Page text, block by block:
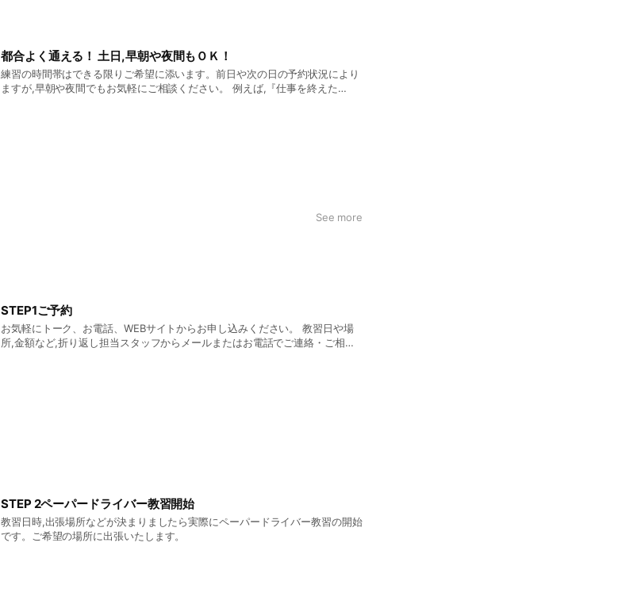
都合よく通える！ 土日,早朝や夜間もＯＫ！
練習の時間帯はできる限りご希望に添います。前日や次の日の予約状況により
ますが,早朝や夜間でもお気軽にご相談ください。 例えば,『仕事を終えた
See more
STEP1ご予約
お気軽にトーク、お電話、WEBサイトからお申し込みください。 教習日や場
所,金額など,折り返し担当スタッフからメールまたはお電話でご連絡・ご相談
STEP 2ペーパードライバー教習開始
教習日時,出張場所などが決まりましたら実際にペーパードライバー教習の開始
です。ご希望の場所に出張いたします。